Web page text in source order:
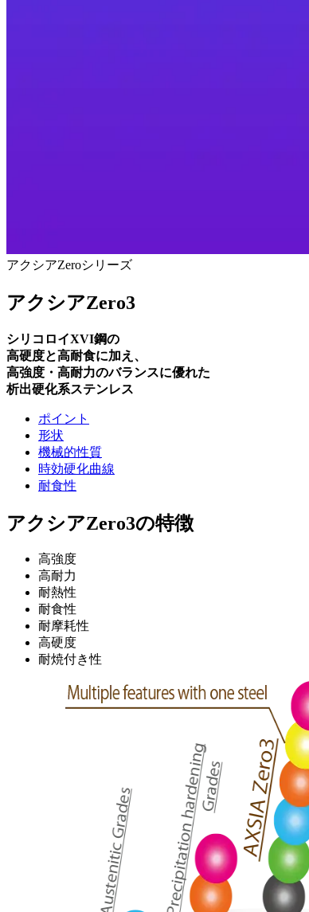
アクシアZeroシリーズ
アクシアZero3
シリコロイXVI鋼の
高硬度と高耐食に加え、
高強度・高耐力のバランスに優れた
析出硬化系ステンレス
ポイント
形状
機械的性質
時効硬化曲線
耐食性
アクシアZero3の特徴
高強度
高耐力
耐熱性
耐食性
耐摩耗性
高硬度
耐焼付き性